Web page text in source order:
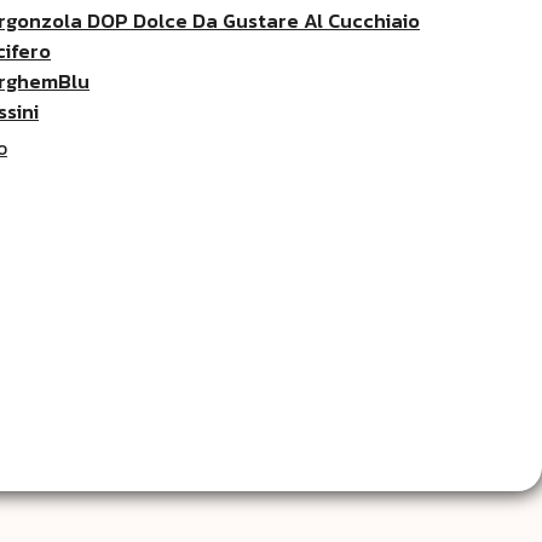
DOP Dolce Da Gustare Al Cucchiaio